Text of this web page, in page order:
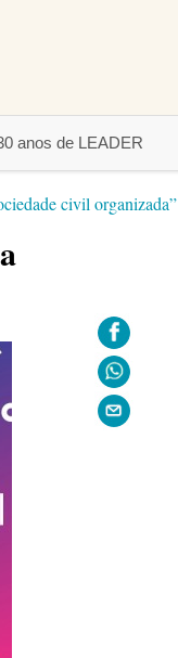
anos de LEADER
civil organizada”